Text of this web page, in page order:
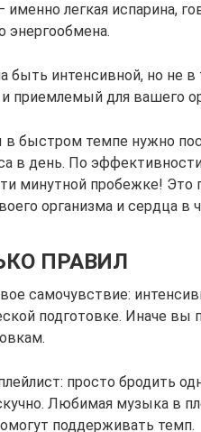
именно легкая испарина,
энергообмена.
быть интенсивной, но не
приемлемый для вашего
быстром темпе нужно
в день. По
минутной пробежке! Это
организма и сердца в
ПРАВИЛ
самочувствие:
подготовке. Иначе вы
просто бродить
Любимая музыка в
поддерживать темп.